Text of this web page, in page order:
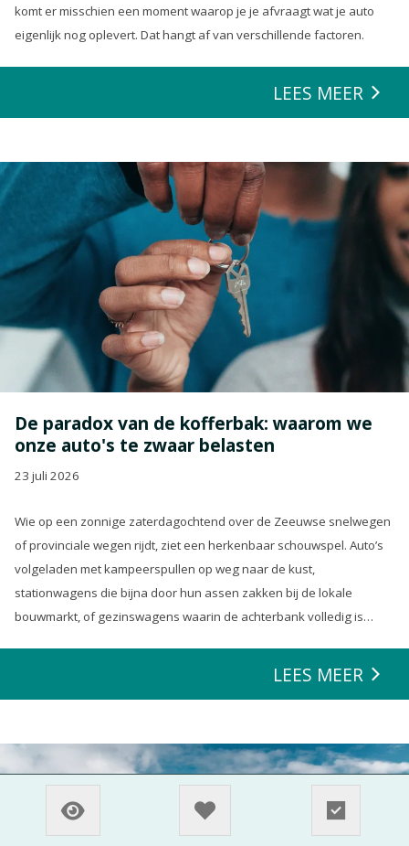
komt er misschien een moment waarop je je afvraagt wat je auto
eigenlijk nog oplevert. Dat hangt af van verschillende factoren.
LEES MEER
De paradox van de kofferbak: waarom we
onze auto's te zwaar belasten
23 juli 2026
Wie op een zonnige zaterdagochtend over de Zeeuwse snelwegen
of provinciale wegen rijdt, ziet een herkenbaar schouwspel. Auto’s
volgeladen met kampeerspullen op weg naar de kust,
stationwagens die bijna door hun assen zakken bij de lokale
bouwmarkt, of gezinswagens waarin de achterbank volledig is
zeulen. We houden van onze auto’s en we verwachten dat ze alles
LEES MEER